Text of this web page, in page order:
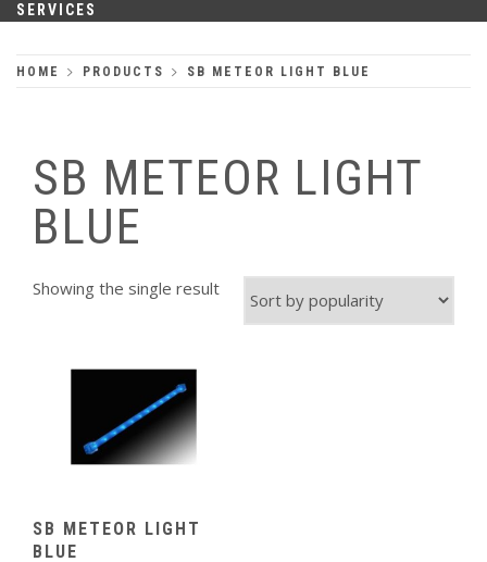
SERVICES
HOME PRODUCTS SB METEOR LIGHT BLUE
SB METEOR LIGHT
BLUE
Showing the single result
SB METEOR LIGHT
BLUE